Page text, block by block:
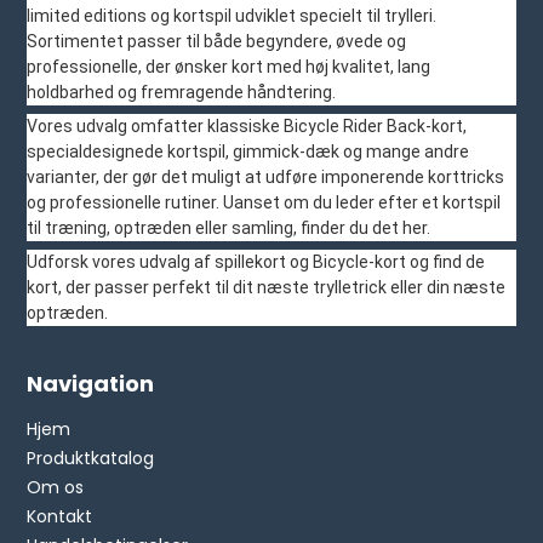
limited editions og kortspil udviklet specielt til trylleri.
Sortimentet passer til både begyndere, øvede og
professionelle, der ønsker kort med høj kvalitet, lang
holdbarhed og fremragende håndtering.
Vores udvalg omfatter klassiske Bicycle Rider Back-kort,
specialdesignede kortspil, gimmick-dæk og mange andre
varianter, der gør det muligt at udføre imponerende korttricks
og professionelle rutiner. Uanset om du leder efter et kortspil
til træning, optræden eller samling, finder du det her.
Udforsk vores udvalg af spillekort og Bicycle-kort og find de
kort, der passer perfekt til dit næste trylletrick eller din næste
optræden.
Navigation
Hjem
Produktkatalog
Om os
Kontakt